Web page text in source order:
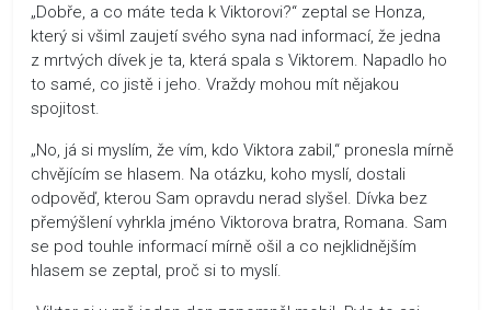
„Dobře, a co máte teda k Viktorovi?“ zeptal se Honza,
který si všiml zaujetí svého syna nad informací, že jedna
z mrtvých dívek je ta, která spala s Viktorem. Napadlo ho
to samé, co jistě i jeho. Vraždy mohou mít nějakou
spojitost.
„No, já si myslím, že vím, kdo Viktora zabil,“ pronesla mírně
chvějícím se hlasem. Na otázku, koho myslí, dostali
odpověď, kterou Sam opravdu nerad slyšel. Dívka bez
přemýšlení vyhrkla jméno Viktorova bratra, Romana. Sam
se pod touhle informací mírně ošil a co nejklidnějším
hlasem se zeptal, proč si to myslí.